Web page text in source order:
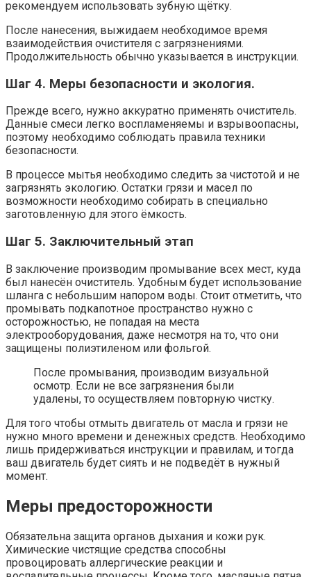
рекомендуем использовать зубную щётку.
После нанесения, выжидаем необходимое время
взаимодействия очистителя с загрязнениями.
Продолжительность обычно указывается в инструкции.
Шаг 4. Меры безопасности и экология.
Прежде всего, нужно аккуратно применять очиститель.
Данные смеси легко воспламеняемы и взрывоопасны,
поэтому необходимо соблюдать правила техники
безопасности.
В процессе мытья необходимо следить за чистотой и не
загрязнять экологию. Остатки грязи и масел по
возможности необходимо собирать в специально
заготовленную для этого ёмкость.
Шаг 5. Заключительный этап
В заключение производим промывание всех мест, куда
был нанесён очиститель. Удобным будет использование
шланга с небольшим напором воды. Стоит отметить, что
промывать подкапотное пространство нужно с
осторожностью, не попадая на места
электрооборудования, даже несмотря на то, что они
защищены полиэтиленом или фольгой.
После промывания, производим визуальной
осмотр. Если не все загрязнения были
удалены, то осуществляем повторную чистку.
Для того чтобы отмыть двигатель от масла и грязи не
нужно много времени и денежных средств. Необходимо
лишь придерживаться инструкции и правилам, и тогда
ваш двигатель будет сиять и не подведёт в нужный
момент.
Меры предосторожности
Обязательна защита органов дыхания и кожи рук.
Химические чистящие средства способны
провоцировать аллергические реакции и